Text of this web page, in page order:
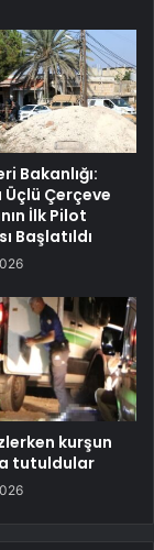
Bakanlığı:
Üçlü Çerçeve
İlk Pilot
Başlatıldı
kurşun
tutuldular